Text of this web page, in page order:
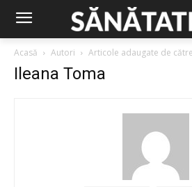
Acasă Autori Articole adaugate de
Ileana Toma